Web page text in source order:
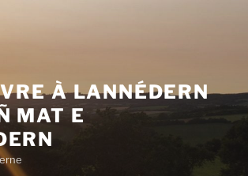
À LANNÉDERN
MAT E